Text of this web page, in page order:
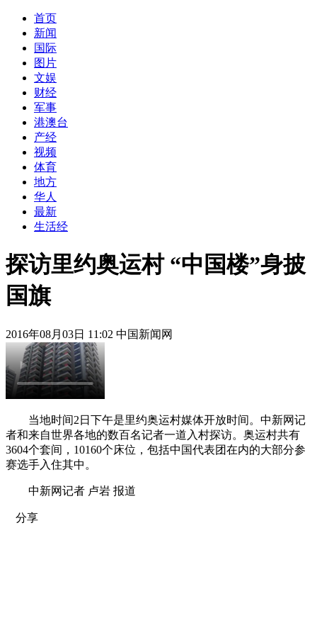
首页
新闻
国际
图片
文娱
财经
军事
港澳台
产经
视频
体育
地方
华人
最新
生活经
探访里约奥运村 “中国楼”身披
国旗
2016年08月03日 11:02 中国新闻网
当地时间2日下午是里约奥运村媒体开放时间。中新网记
者和来自世界各地的数百名记者一道入村探访。奥运村共有
3604个套间，10160个床位，包括中国代表团在内的大部分参
赛选手入住其中。
中新网记者 卢岩 报道
分享